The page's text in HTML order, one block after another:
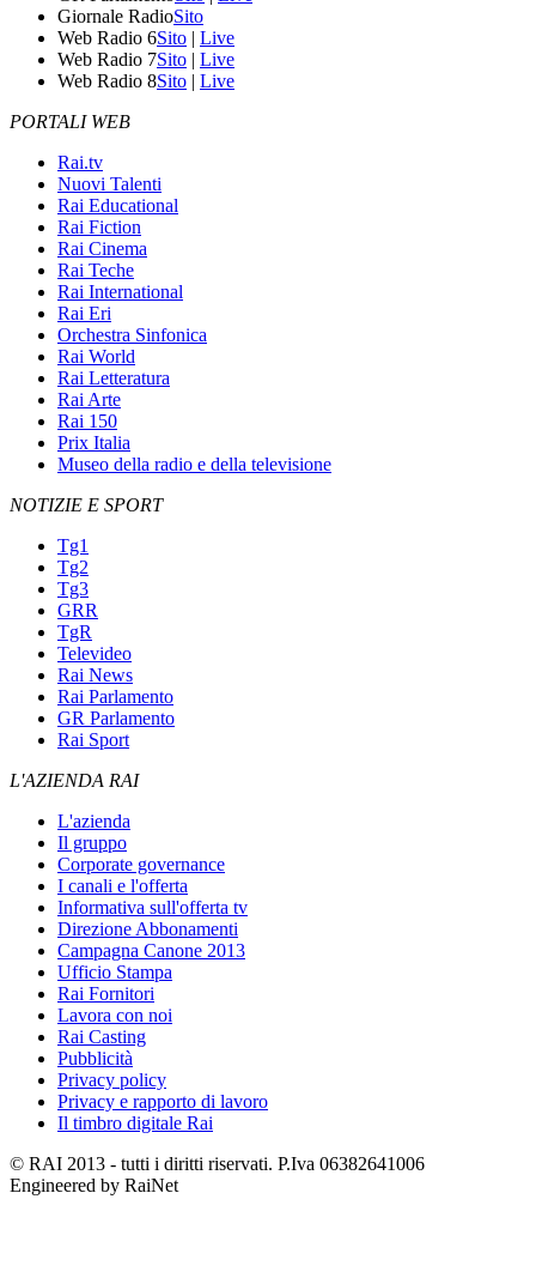
Giornale RadioSito
Web Radio 6Sito | Live
Web Radio 7Sito | Live
Web Radio 8Sito | Live
PORTALI WEB
Rai.tv
Nuovi Talenti
Rai Educational
Rai Fiction
Rai Cinema
Rai Teche
Rai International
Rai Eri
Orchestra Sinfonica
Rai World
Rai Letteratura
Rai Arte
Rai 150
Prix Italia
Museo della radio e della televisione
NOTIZIE E SPORT
Tg1
Tg2
Tg3
GRR
TgR
Televideo
Rai News
Rai Parlamento
GR Parlamento
Rai Sport
L'AZIENDA RAI
L'azienda
Il gruppo
Corporate governance
I canali e l'offerta
Informativa sull'offerta tv
Direzione Abbonamenti
Campagna Canone 2013
Ufficio Stampa
Rai Fornitori
Lavora con noi
Rai Casting
Pubblicità
Privacy policy
Privacy e rapporto di lavoro
Il timbro digitale Rai
© RAI 2013 - tutti i diritti riservati. P.Iva 06382641006
Engineered by RaiNet